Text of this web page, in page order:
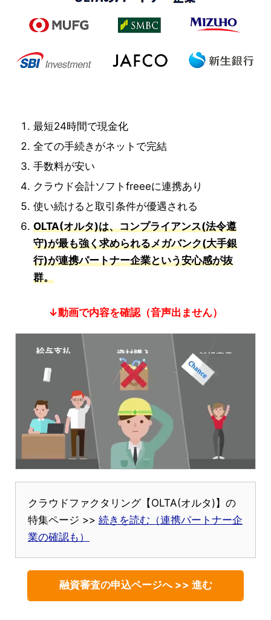
最短24時間で現金化
全ての手続きがネットで完結
手数料が安い
クラウド会計ソフトfreeeに連携あり
使い続けると取引条件が優遇される
OLTA(オルタ)は、コンプライアンス(法令遵
守)が最も強く求められるメガバンク(大手銀
行)が連携パートナー企業という安心感が抜
群。
↓動画で内容を確認（音声出ません）
クラウドファクタリング【OLTA(オルタ)】の
特集ページ >> 続きを読む（連携パートナー企
業の確認も）
融資審査の申込ページへ >> 進む